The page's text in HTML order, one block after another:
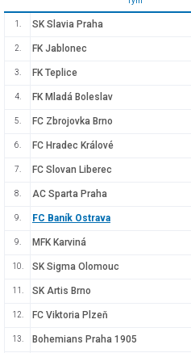
1. SK Slavia Praha
2. FK Jablonec
3. FK Teplice
4. FK Mladá Boleslav
5. FC Zbrojovka Brno
6. FC Hradec Králové
7. FC Slovan Liberec
8. AC Sparta Praha
9. FC Baník Ostrava
9. MFK Karviná
10. SK Sigma Olomouc
11. SK Artis Brno
12. FC Viktoria Plzeň
13. Bohemians Praha 1905